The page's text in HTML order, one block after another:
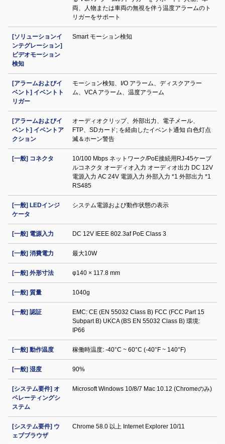
両、人物または車両の無視を伴う温度アラームのト
リガーをサポート
[ソリューションイ
ンテグレーション]
ビデオモーション
検知
Smart モーション検知
[アラームおよびイ
ベント] イベントト
リガー
モーション検知、I/O アラーム、ディスクアラー
ム、VCA アラーム、温度アラーム
[アラームおよびイ
ベント] イベントア
クション
オーディオクリップ、外部出力、電子メール、
FTP、SDカード; を経由したイベント通知 白色灯点
滅＆ホーン警告
[一般] コネクタ
10/100 Mbps ネットワーク/PoE接続用RJ-45ケーブ
ルコネクタ オーディオ入力 オーディオ出力 DC 12V
電源入力 AC 24V 電源入力 外部入力 *1 外部出力 *1
RS485
[一般] LEDインジ
ケータ
システム電源および動作状態の表示
[一般] 電源入力 DC 12V IEEE 802.3af PoE Class 3
[一般] 消費電力 最大10W
[一般] 外形寸法 φ140 × 117.8 mm
[一般] 質量 1040g
[一般] 認証
EMC: CE (EN 55032 Class B) FCC (FCC Part 15
Subpart B) UKCA (BS EN 55032 Class B) 環境:
IP66
[一般] 動作温度 稼働時温度: -40°C ~ 60°C (-40°F ~ 140°F)
[一般] 湿度 90%
[システム要件] オ
ペレーティングシ
ステム
Microsoft Windows 10/8/7 Mac 10.12 (Chromeのみ)
[システム要件] ウ
ェブブラウザ
Chrome 58.0 以上 Internet Explorer 10/11